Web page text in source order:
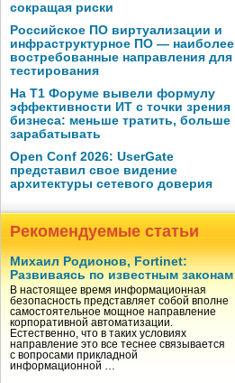
сокращая риски
Российское ПО виртуализации и
инфраструктурное ПО — наиболее
востребованные направления для
тестирования
На Т1 Форуме вывели формулу
эффективности ИТ с точки зрения
бизнеса: меньше тратить, больше
зарабатывать
Open Conf 2026: UserGate
представил свое видение
архитектуры сетевого доверия
Рекомендуемые статьи
Михаил Родионов, Fortinet:
Развиваясь по известным законам
В настоящее время информационная
безопасность представляет собой вполне
самостоятельное мощное направление
корпоративной автоматизации.
Естественно, что в таких условиях
направление это все теснее связывается
с вопросами прикладной
информационной …